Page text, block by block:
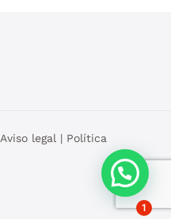
Aviso legal | Política
1